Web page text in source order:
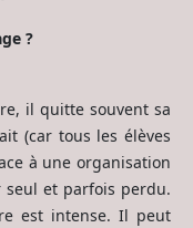
?
il quitte souvent sa
(car tous les élèves
à une organisation
et parfois perdu.
est intense. Il peut